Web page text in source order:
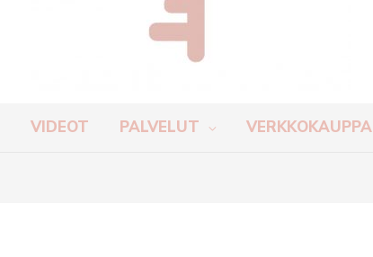
VIDEOT PALVELUT VERKKOKAUPPA